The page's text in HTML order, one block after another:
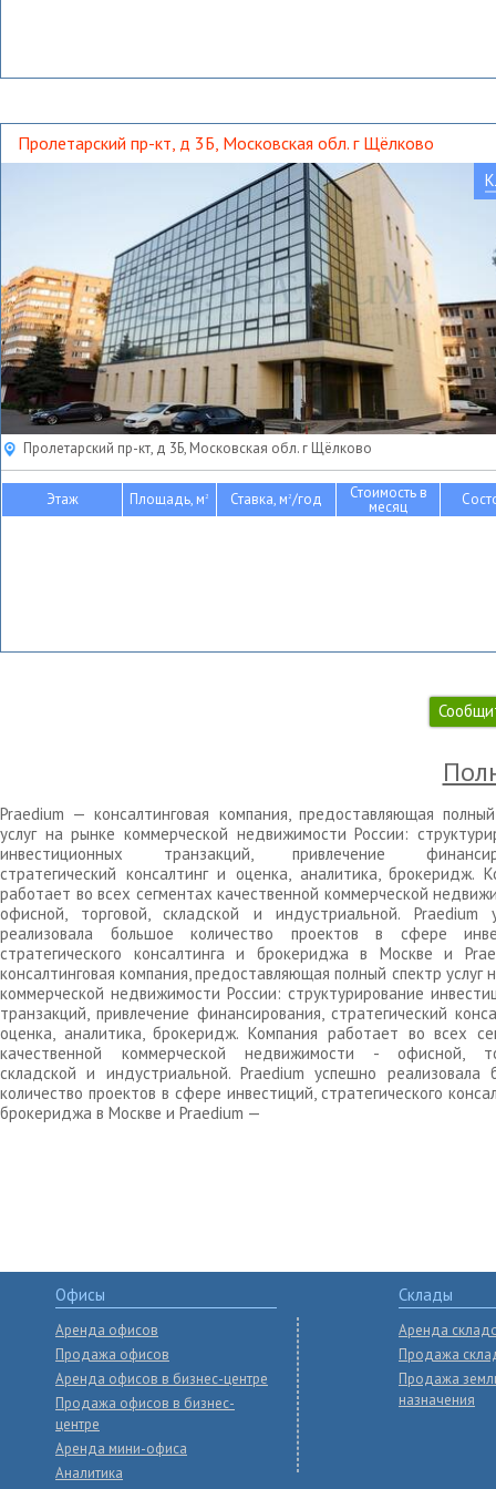
Пролетарский пр-кт, д 3Б, Московская обл. г Щёлково
Пролетарский пр-кт, д 3Б, Московская обл. г Щёлково
Этаж Площадь, м2 Ставка, м2/год Стоимость в
месяц
Praedium — консалтинговая компания, предоставляющая
услуг на рынке коммерческой недвижимости России:
инвестиционных транзакций, привлечение
стратегический консалтинг и оценка, аналитика, брокеридж.
работает во всех сегментах качественной коммерческой
офисной, торговой, складской и индустриальной. Praedium
реализовала большое количество проектов в сфере
стратегического консалтинга и брокериджа в Москве и
консалтинговая компания, предоставляющая полный спектр услуг
коммерческой недвижимости России: структурирование
транзакций, привлечение финансирования, стратегический
оценка, аналитика, брокеридж. Компания работает во всех
качественной коммерческой недвижимости - офисной,
складской и индустриальной. Praedium успешно реализовала
количество проектов в сфере инвестиций, стратегического
брокериджа в Москве и Praedium —
Офисы
Аренда офисов
Продажа офисов
Аренда офисов в бизнес-центре
Продажа офисов в бизнес-
центре
Аренда мини-офиса
Аналитика
Склады
Аренда
Продажа
Продажа
назначения